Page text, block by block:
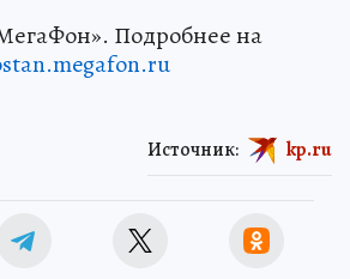
Подробнее на
Источник: kp.ru